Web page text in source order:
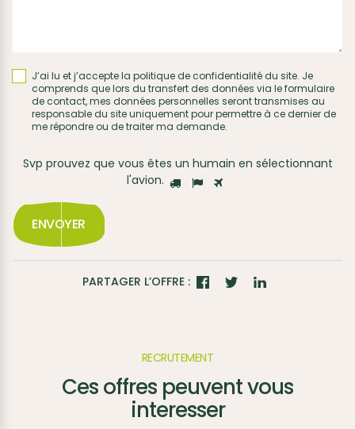
J’ai lu et j’accepte la politique de confidentialitédu site. Je
comprends que lors du transfert des données via le formulaire
de contact, mes données personnelles seront transmises au
responsable du site uniquement pour permettre à ce dernier de
me répondre ou de traiter ma demande.
Svp prouvez que vous êtes un humain en sélectionnant
l'avion.
ENVOYER
PARTAGER L’OFFRE :
RECRUTEMENT
Ces offres peuvent vous
interesser